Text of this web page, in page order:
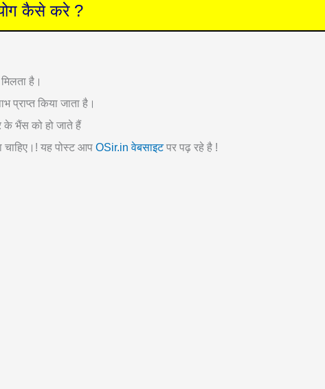
कैसे करे ?
है।
किया जाता है।
के भैंस को हो जाते हैं
चाहिए।! यह पोस्ट आप OSir.in वेबसाइटपर पढ़ रहे है !